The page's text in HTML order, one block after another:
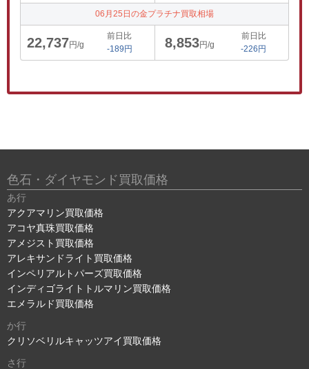
06月25日の金プラチナ買取相場
22,737円/g
前日比
-189円
8,853円/g
前日比
-226円
色石・ダイヤモンド買取価格
あ行
アクアマリン買取価格
アコヤ真珠買取価格
アメジスト買取価格
アレキサンドライト買取価格
インペリアルトパーズ買取価格
インディゴライトトルマリン買取価格
エメラルド買取価格
か行
クリソベリルキャッツアイ買取価格
さ行